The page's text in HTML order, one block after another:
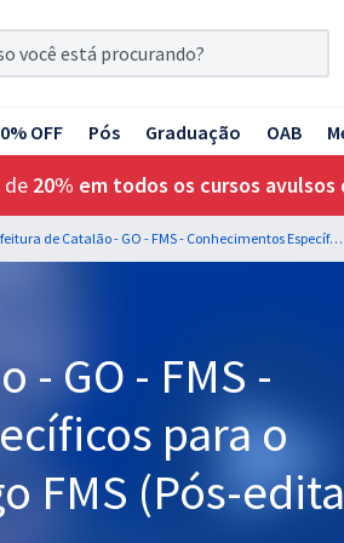
OFF Pós Graduação OAB
de 20% em todos os cursos avulsos
Prefeitura de Catalão - GO - FMS - Conhecimentos Específicos para o Cargo de Odontólogo FMS (Pós-edital)
- GO - FMS -
para o
FMS (Pós-